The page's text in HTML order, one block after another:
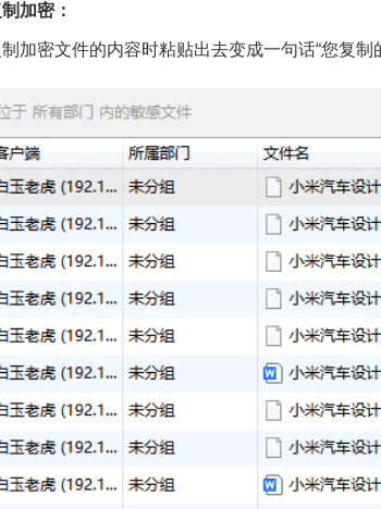
加密：
加密文件的内容时粘贴出去变成一句话“您复